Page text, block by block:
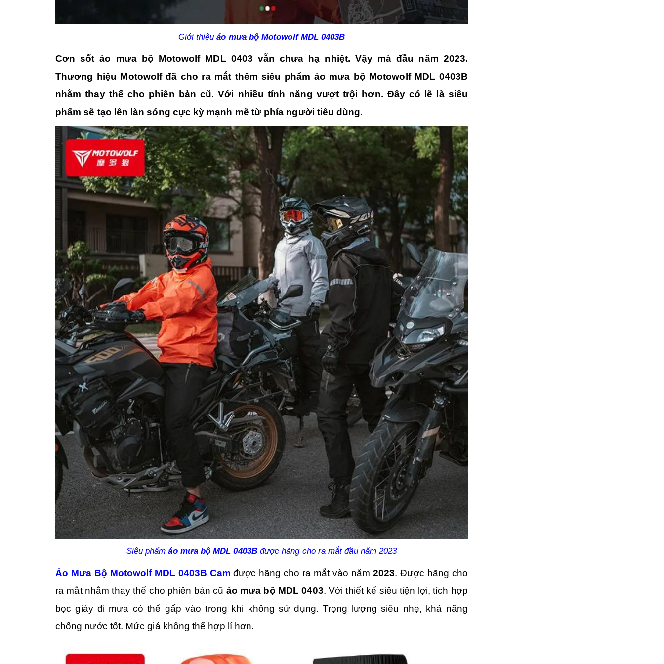
Giới thiệuáo mưa bộ Motowolf MDL 0403B
Cơn sốt áo mưa bộ Motowolf MDL 0403 vẫn chưa hạ nhiệt. Vậy mà đầu năm 2023.
Thương hiệu Motowolf đã cho ra mắt thêm siêu phẩm áo mưa bộ Motowolf MDL 0403B
nhằm thay thế cho phiên bản cũ. Với nhiều tính năng vượt trội hơn. Đây có lẽ là siêu
phẩm sẽ tạo lên làn sóng cực kỳ mạnh mẽ từ phía người tiêu dùng.
Siêu phẩmáo mưa bộ MDL 0403B được hãng cho ra mắt đầu năm 2023
Áo Mưa Bộ Motowolf MDL 0403B Cam được hãng cho ra mắt vào năm 2023. Được hãng cho
ra mắt nhằm thay thế cho phiên bản cũ áo mưa bộ MDL 0403. Với thiết kế siêu tiện lợi, tích hợp
bọc giày đi mưa có thể gấp vào trong khi không sử dụng. Trọng lượng siêu nhẹ, khả năng
chống nước tốt. Mức giá không thể hợp lí hơn.